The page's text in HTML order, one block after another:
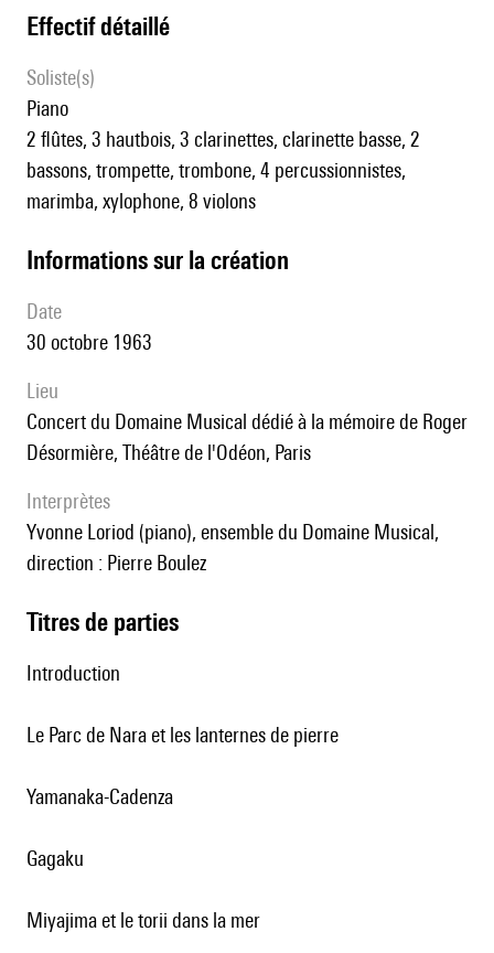
effectif détaillé
Soliste(s)
piano
2 flûtes, 3 hautbois, 3 clarinettes, clarinette basse, 2
bassons, trompette, trombone, 4 percussionnistes,
marimba, xylophone, 8 violons
informations sur la création
date
30 octobre 1963
lieu
concert du Domaine Musical dédié à la mémoire de Roger
Désormière, Théâtre de l'Odéon, Paris
interprètes
Yvonne Loriod (piano), ensemble du Domaine Musical,
direction : Pierre Boulez
Titres de parties
Introduction
Le Parc de Nara et les lanternes de pierre
Yamanaka-Cadenza
Gagaku
Miyajima et le torii dans la mer